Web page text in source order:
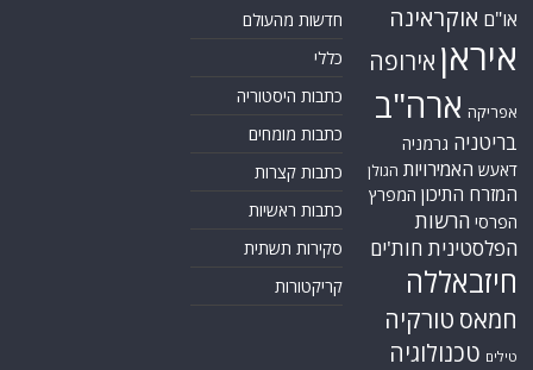
או"ם אוקראינה
איראן אירופה
אפריקה ארה"ב
בריטניה גרמניה
דאעש האמירויות הגולן
המזרח התיכון המפרץ
הפרסי הרשות
הפלסטינית חות'ים
חיזבאללה
חמאס טורקיה
טילים טכנולוגיה
חדשות מהעולם
כללי
כתבות היסטוריה
כתבות מומחים
כתבות קצרות
כתבות ראשיות
סקירות תשתית
קריקטורות